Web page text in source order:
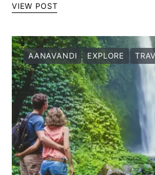
VIEW POST
AANAVANDI EXPLORE